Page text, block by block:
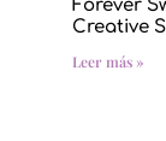
Forever
Creative
Leer más »